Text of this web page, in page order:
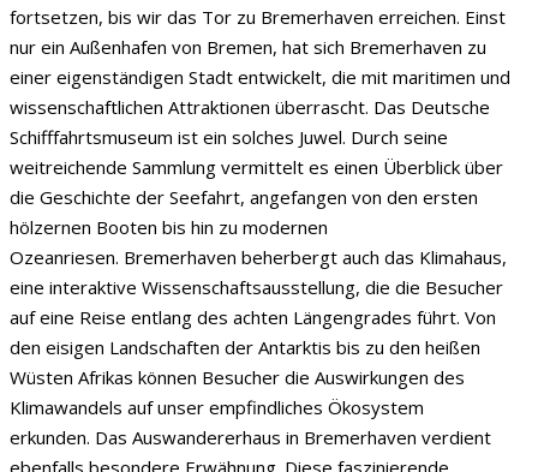
fortsetzen, bis wir das Tor zu Bremerhaven erreichen. Einst
nur ein Außenhafen von Bremen, hat sich Bremerhaven zu
einer eigenständigen Stadt entwickelt, die mit maritimen und
wissenschaftlichen Attraktionen überrascht. Das Deutsche
Schifffahrtsmuseum ist ein solches Juwel. Durch seine
weitreichende Sammlung vermittelt es einen Überblick über
die Geschichte der Seefahrt, angefangen von den ersten
hölzernen Booten bis hin zu modernen
Ozeanriesen. Bremerhaven beherbergt auch das Klimahaus,
eine interaktive Wissenschaftsausstellung, die die Besucher
auf eine Reise entlang des achten Längengrades führt. Von
den eisigen Landschaften der Antarktis bis zu den heißen
Wüsten Afrikas können Besucher die Auswirkungen des
Klimawandels auf unser empfindliches Ökosystem
erkunden. Das Auswandererhaus in Bremerhaven verdient
ebenfalls besondere Erwähnung. Diese faszinierende